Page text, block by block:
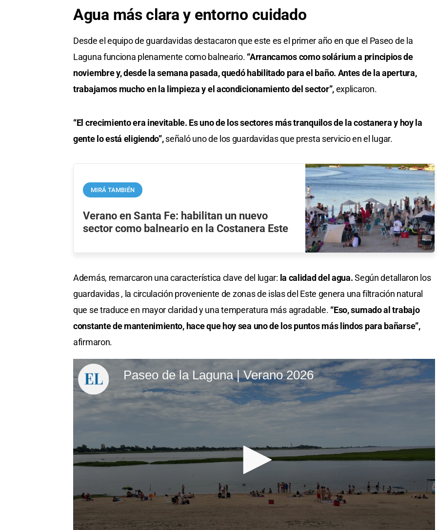
Agua más clara y entorno cuidado
Desde el equipo de guardavidas destacaron que este es el primer año en que el Paseo de la
Laguna funciona plenamente como balneario. “Arrancamos como solárium a principios de
noviembre y, desde la semana pasada, quedó habilitado para el baño. Antes de la apertura,
trabajamos mucho en la limpieza y el acondicionamiento del sector”,explicaron.
“El crecimiento era inevitable. Es uno de los sectores más tranquilos de la costanera y hoy la
gente lo está eligiendo”,señaló uno de los guardavidas que presta servicio en el lugar.
MIRÁ TAMBIÉN
Verano en Santa Fe: habilitan un nuevo
sector como balneario en la Costanera Este
Además, remarcaron una característica clave del lugar: la calidad del agua.Según detallaron los
guardavidas , la circulación proveniente de zonas de islas del Este genera una filtración natural
que se traduce en mayor claridad y una temperatura más agradable. “Eso, sumado al trabajo
constante de mantenimiento, hace que hoy sea uno de los puntos más lindos para bañarse”,
afirmaron.